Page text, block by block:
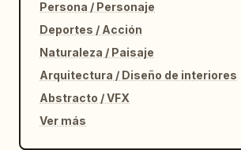
Persona / Personaje
Deportes / Acción
Naturaleza / Paisaje
Arquitectura / Diseño de interiores
Abstracto / VFX
Ver más